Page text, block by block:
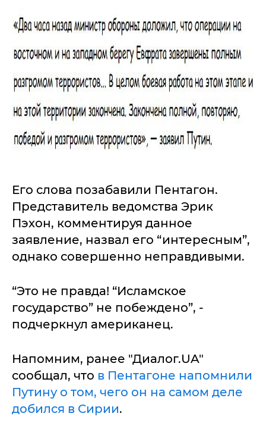
Его слова позабавили Пентагон.
Представитель ведомства Эрик
Пэхон, комментируя данное
заявление, назвал его “интересным”,
однако совершенно неправдивыми.
“Это не правда! “Исламское
государство” не побеждено”, -
подчеркнул американец.
Напомним, ранее "Диалог.UA"
сообщал, что в Пентагоне напомнили
Путину о том, чего он на самом деле
добился в Сирии.